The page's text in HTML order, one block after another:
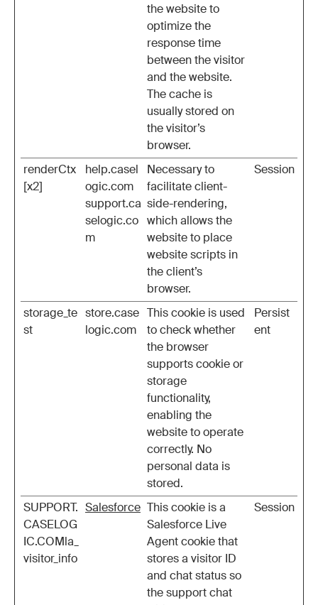
the website to
optimize the
response time
between the visitor
and the website.
The cache is
usually stored on
the visitor’s
browser.
renderCtx
[x2]
help.casel
ogic.com
support.ca
selogic.co
m
Necessary to
facilitate client-
side-rendering,
which allows the
website to place
website scripts in
the client’s
browser.
Session
storage_te
st
store.case
logic.com
This cookie is used
to check whether
the browser
supports cookie or
storage
functionality,
enabling the
website to operate
correctly. No
personal data is
stored.
Persist
ent
SUPPORT.
CASELOG
IC.COMla_
visitor_info
Salesforce This cookie is a
Salesforce Live
Agent cookie that
stores a visitor ID
and chat status so
the support chat
Session